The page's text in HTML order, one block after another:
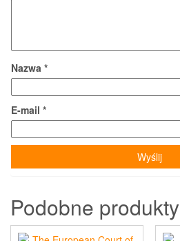
Nazwa *
E-mail *
Podobne produkty